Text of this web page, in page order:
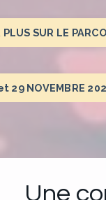
PLUS SUR LE
29 NOVEMBRE
Une